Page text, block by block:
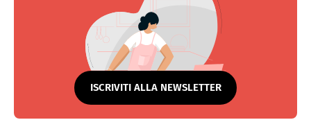
ISCRIVITI ALLA NEWSLETTER